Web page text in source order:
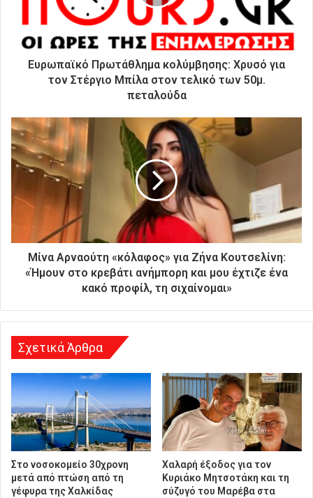
κ
ή
σ
α
δ
η
Ευρωπαϊκό Πρωτάθλημα κολύμβησης: Χρυσό για
τον Στέργιο Μπίλα στον τελικό των 50μ.
πεταλούδα
Μίνα Αρναούτη «κόλαφος» για Ζήνα Κουτσελίνη:
«Ήμουν στο κρεβάτι ανήμπορη και μου έχτιζε ένα
κακό προφίλ, τη σιχαίνομαι»
Σχετικά Άρθρα
Στο νοσοκομείο 30χρονη
μετά από πτώση από τη
γέφυρα της Χαλκίδας
Χαλαρή έξοδος για τον
Κυριάκο Μητσοτάκη και τη
σύζυγό του Μαρέβα στα